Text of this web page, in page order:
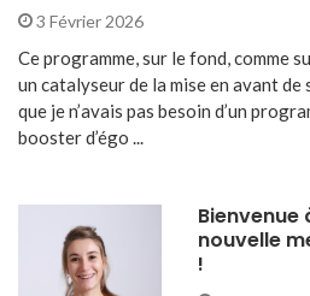
3 Février 2026
Ce programme, sur le fond, comme
un catalyseur de la mise en avant de
que je n’avais pas besoin d’un
booster d’égo ...
Bienvenue
nouvelle
!